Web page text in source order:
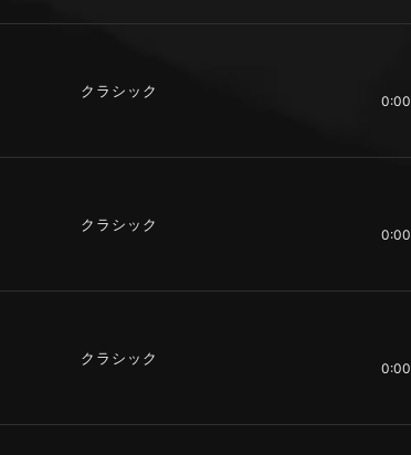
クラシック
0:00
クラシック
0:00
クラシック
0:00